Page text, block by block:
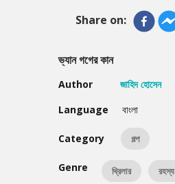
Share on:
ভ্যান গগের কান
Author
জাহিদ হোসেন
Language
বাংলা
Category গল্প
Genre থ্রিলার রহস্য